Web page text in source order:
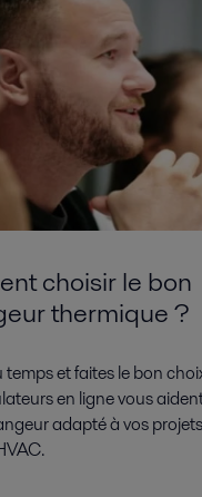
choisir le bon
thermique ?
temps et faites le bon
en ligne vous
adapté à vos